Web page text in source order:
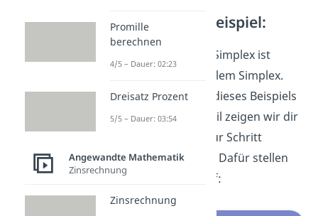
Dualer Simplex Beispiel:
Der Ablauf des dualen Simplex ist
ähnlich wie beim primalem Simplex.
Wir gehen ihn anhand dieses Beispiels
durch: Im folgenden Teil zeigen wir dir
das Vorgehen Schritt für Schritt
anhand eines Beispiels. Dafür stellen
wir die Normalform auf:
Promille
berechnen
4/5 – Dauer: 02:23
Dreisatz Prozent
5/5 – Dauer: 03:54
Angewandte Mathematik
Zinsrechnung
Zinsrechnung